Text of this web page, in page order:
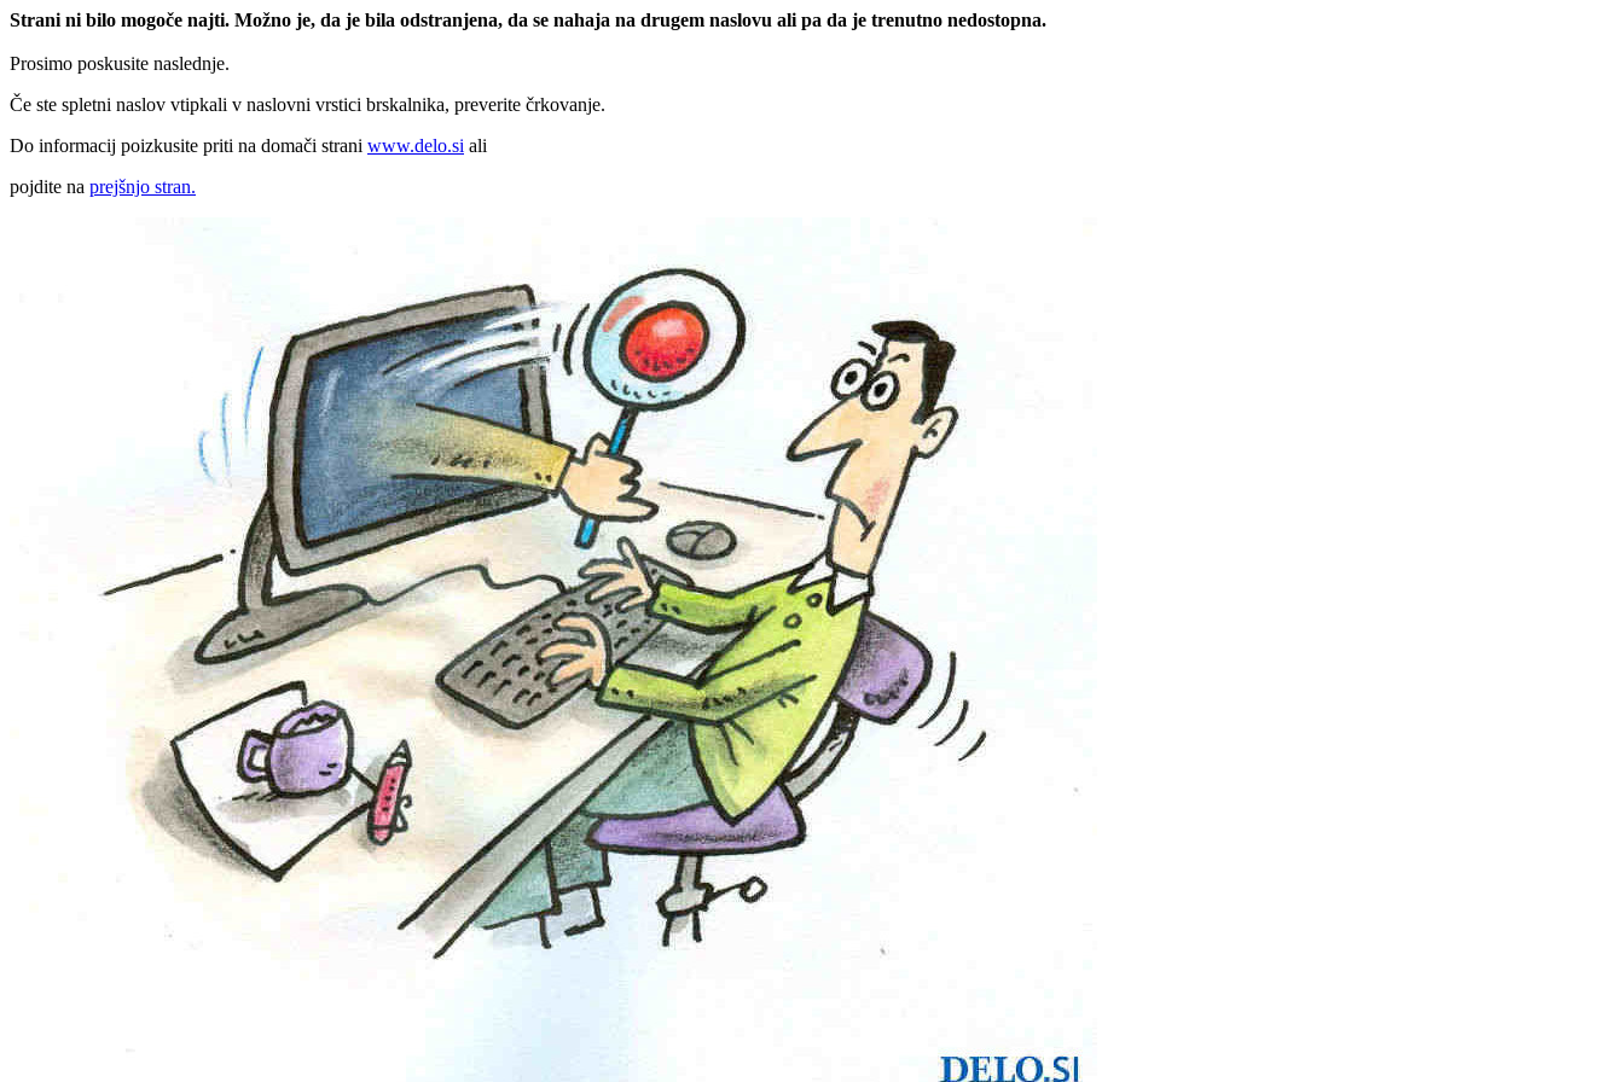
Strani ni bilo mogoče najti. Možno je, da je bila odstranjena, da se nahaja na drugem naslovu ali pa da je trenutno nedostopna.
Prosimo poskusite naslednje.
Če ste spletni naslov vtipkali v naslovni vrstici brskalnika, preverite črkovanje.
Do informacij poizkusite priti na domači strani www.delo.si ali
pojdite na prejšnjo stran.